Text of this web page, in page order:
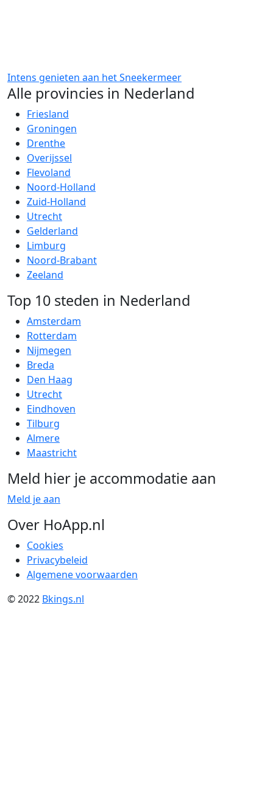
Intens genieten aan het Sneekermeer
Alle provincies in Nederland
Friesland
Groningen
Drenthe
Overijssel
Flevoland
Noord-Holland
Zuid-Holland
Utrecht
Gelderland
Limburg
Noord-Brabant
Zeeland
Top 10 steden in Nederland
Amsterdam
Rotterdam
Nijmegen
Breda
Den Haag
Utrecht
Eindhoven
Tilburg
Almere
Maastricht
Meld hier je accommodatie aan
Meld je aan
Over HoApp.nl
Cookies
Privacybeleid
Algemene voorwaarden
© 2022 Bkings.nl